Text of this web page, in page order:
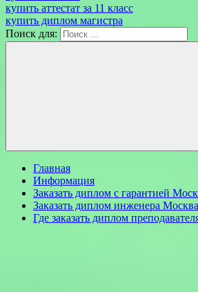
купить аттестат за 11 класс
купить диплом магистра
Поиск для:
Главная
Информация
Заказать диплом с гарантией
Заказать диплом инженера Москва
Где заказать диплом